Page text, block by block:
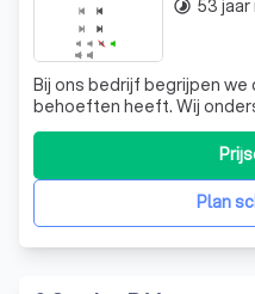
Bij ons bedrijf begrijpen we
behoeften heeft. Wij
persoonlijke benadering
Met jarenlange ervaring in
team van deskundigen
de beste oplossingen te
Plan
timelapse 53